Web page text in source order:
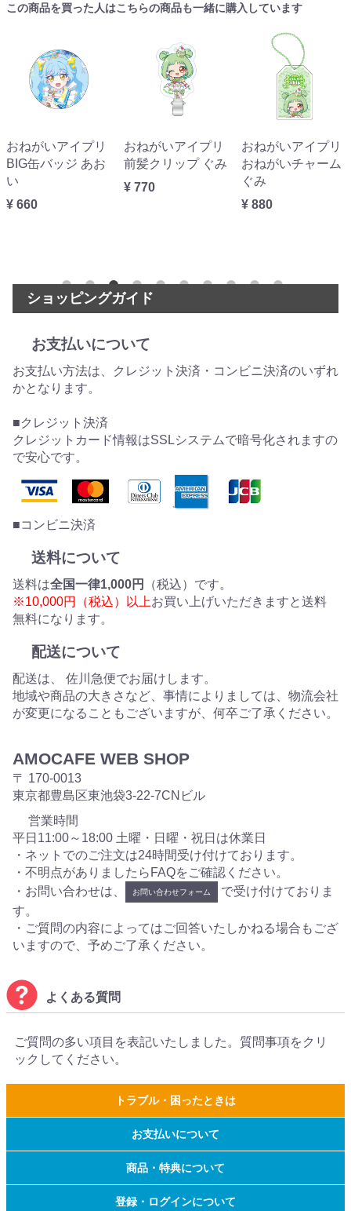
この商品を買った人はこちらの商品も一緒に購入しています
おねがいアイプリ
BIG缶バッジ あお
い
¥ 660
おねがいアイプリ
前髪クリップ ぐみ
¥ 770
おねがいアイプリ
おねがいチャーム
ぐみ
¥ 880
ショッピングガイド
お支払いについて
お支払い方法は、クレジット決済・コンビニ決済のいずれ
かとなります。
■クレジット決済
クレジットカード情報はSSLシステムで暗号化されますの
で安心です。
■コンビニ決済
送料について
送料は全国一律1,000円
（税込）です。
※10,000円（税込）以上お買い上げいただきますと送料
無料になります。
配送について
配送は、 佐川急便でお届けします。
地域や商品の大きさなど、事情によりましては、物流会社
が変更になることもございますが、何卒ご了承ください。
AMOCAFE WEB SHOP
〒 170-0013
東京都豊島区東池袋3-22-7CNビル
営業時間
平日11:00～18:00 土曜・日曜・祝日は休業日
・ネットでのご注文は24時間受け付けております。
・不明点がありましたらFAQをご確認ください。
・お問い合わせは、
お問い合わせフォーム
で受け付けておりま
す。
・ご質問の内容によってはご回答いたしかねる場合もござ
いますので、予めご了承ください。
よくある質問
ご質問の多い項目を表記いたしました。質問事項をクリ
ックしてください。
トラブル・困ったときは
お支払いについて
商品・特典について
登録・ログインについて